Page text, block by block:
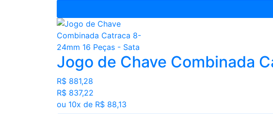
Jogo de Chave Combinada
R$ 881,28
R$ 837,22
ou 10x de R$ 88,13